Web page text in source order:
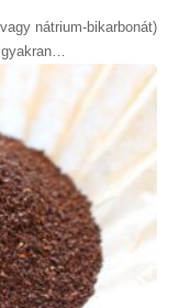
nátrium-bikarbonát)